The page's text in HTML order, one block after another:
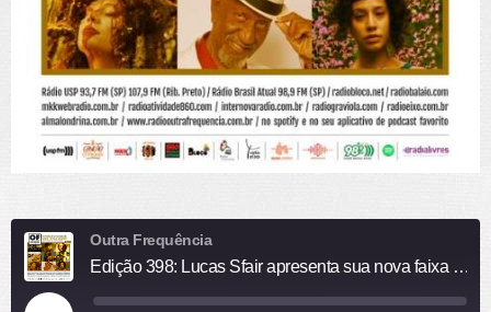
Outra Frequência
Edição 398: Lucas Sfair apresenta sua nova faixa no Outra Frequência